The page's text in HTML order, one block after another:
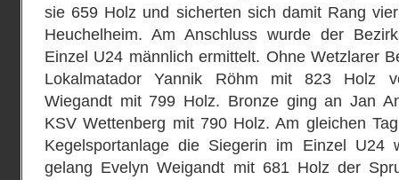
sie 659 Holz und sicherten sich damit Rang
Heuchelheim. Am Anschluss wurde der
Einzel U24 männlich ermittelt. Ohne Wetzlarer
Lokalmatador Yannik Röhm mit 823 Holz
Wiegandt mit 799 Holz. Bronze ging an Jan
KSV Wettenberg mit 790 Holz. Am gleichen
Kegelsportanlage die Siegerin im Einzel U24
gelang Evelyn Weigandt mit 681 Holz der